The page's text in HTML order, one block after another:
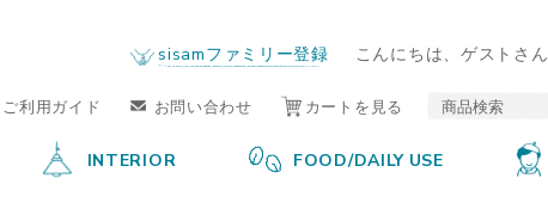
by sisam FAIR TRADE
sisamファミリー登録 こんにちは、ゲストさん
ご利用ガイド お問い合わせ カートを見る
INTERIOR FOOD/DAILY USE